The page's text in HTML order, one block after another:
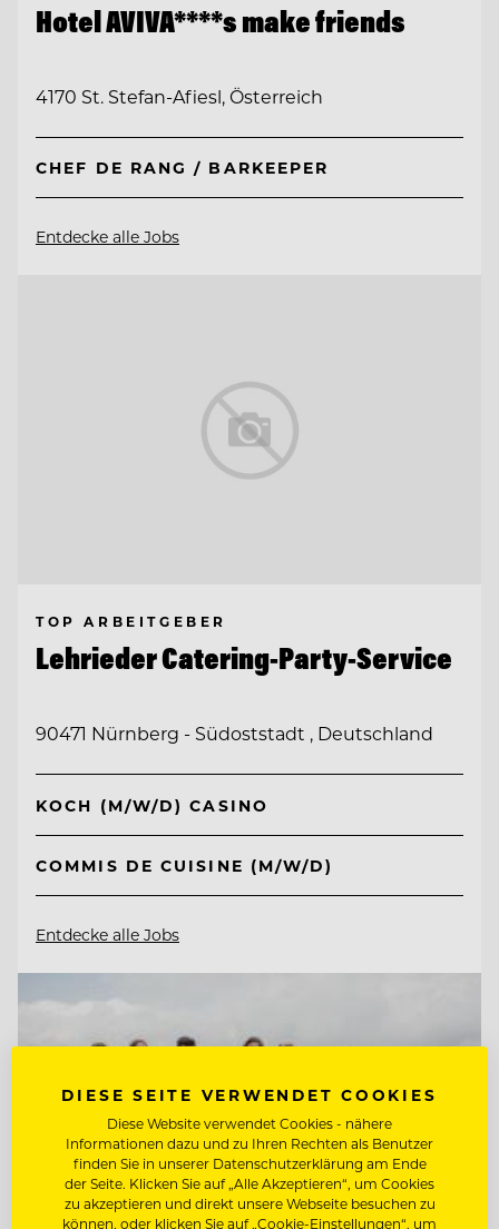
Hotel AVIVA****s make friends
4170 St. Stefan-Afiesl, Österreich
CHEF DE RANG / BARKEEPER
Entdecke alle Jobs
TOP ARBEITGEBER
Lehrieder Catering-Party-Service
90471 Nürnberg - Südoststadt , Deutschland
KOCH (M/W/D) CASINO
COMMIS DE CUISINE (M/W/D)
Entdecke alle Jobs
DIESE SEITE VERWENDET COOKIES
Diese Website verwendet Cookies - nähere
Informationen dazu und zu Ihren Rechten als Benutzer
finden Sie in unserer Datenschutzerklärung am Ende
der Seite. Klicken Sie auf „Alle Akzeptieren“, um Cookies
zu akzeptieren und direkt unsere Webseite besuchen zu
können, oder klicken Sie auf „Cookie-Einstellungen“, um